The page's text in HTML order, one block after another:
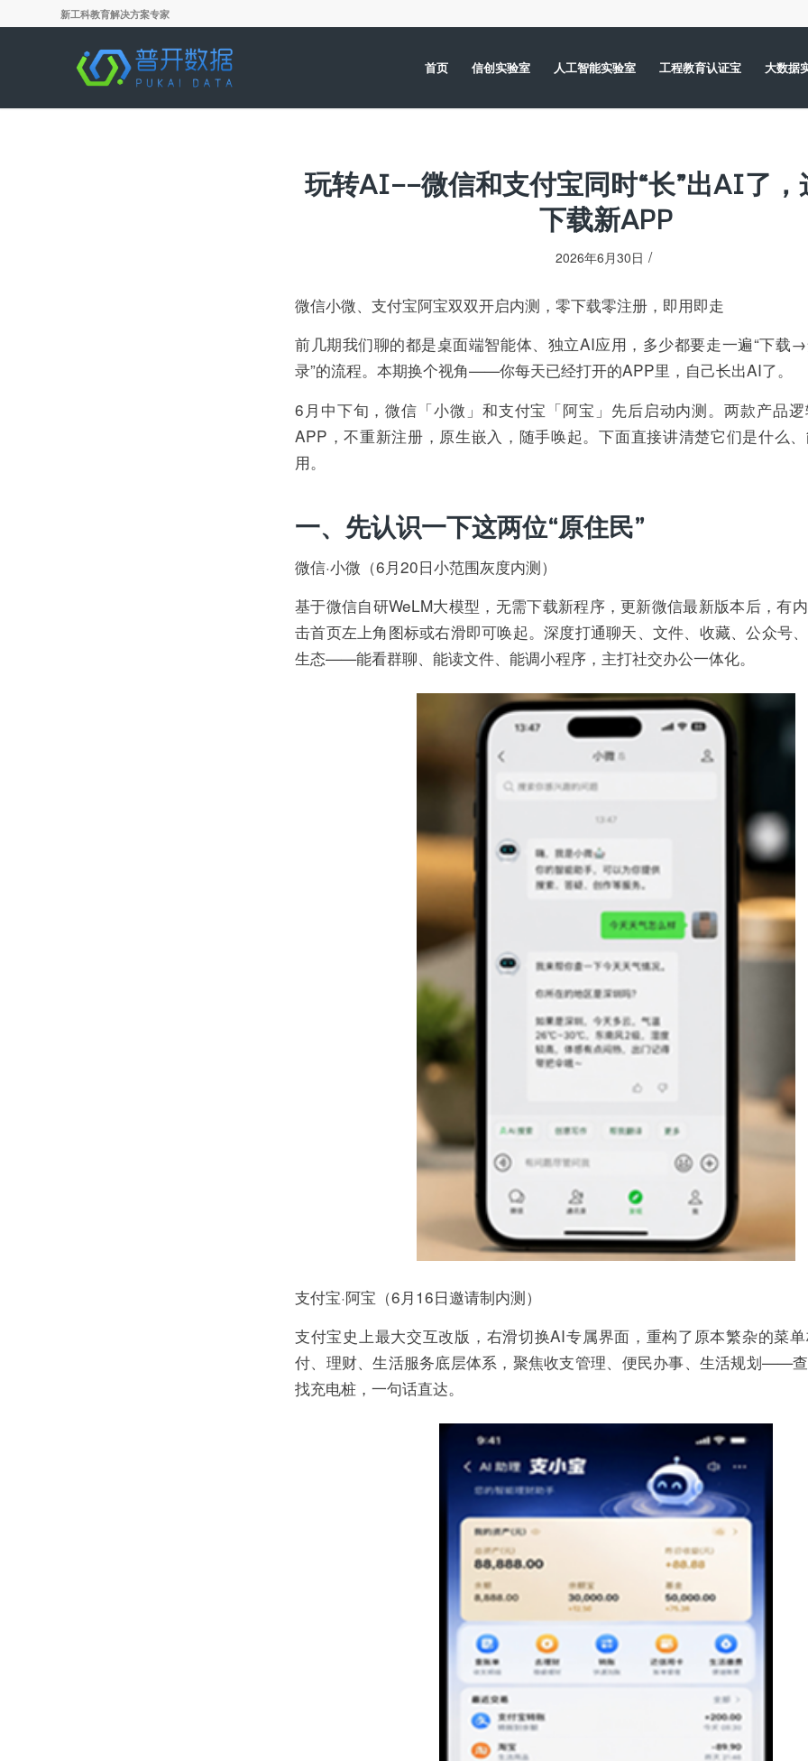
新工科教育解决方案专家
首页 信创实验室 人工智能实验室 工程教育认证宝 大数据
玩转AI——微信和支付宝同时“长”出AI了，
下载新APP
2026年6月30日 /
微信小微、支付宝阿宝双双开启内测，零下载零注册，即用即走
前几期我们聊的都是桌面端智能体、独立AI应用，多少都要走一遍“下
录”的流程。本期换个视角——你每天已经打开的APP里，自己长出AI了。
6月中下旬，微信「小微」和支付宝「阿宝」先后启动内测。两款产品
APP，不重新注册，原生嵌入，随手唤起。下面直接讲清楚它们是什么
用。
一、先认识一下这两位“原住民”
微信·小微（6月20日小范围灰度内测）
基于微信自研WeLM大模型，无需下载新程序，更新微信最新版本后，有
击首页左上角图标或右滑即可唤起。深度打通聊天、文件、收藏、公众号
生态——能看群聊、能读文件、能调小程序，主打社交办公一体化。
支付宝·阿宝（6月16日邀请制内测）
支付宝史上最大交互改版，右滑切换AI专属界面，重构了原本繁杂的菜
付、理财、生活服务底层体系，聚焦收支管理、便民办事、生活规划——
找充电桩，一句话直达。